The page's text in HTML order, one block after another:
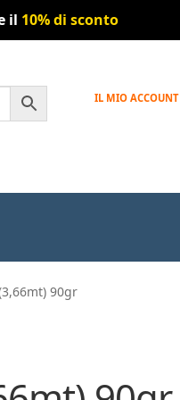
il 10% di sconto
IL MIO ACCOUNT
90gr